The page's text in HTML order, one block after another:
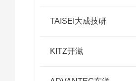
TAISEI大成技研
KITZ开滋